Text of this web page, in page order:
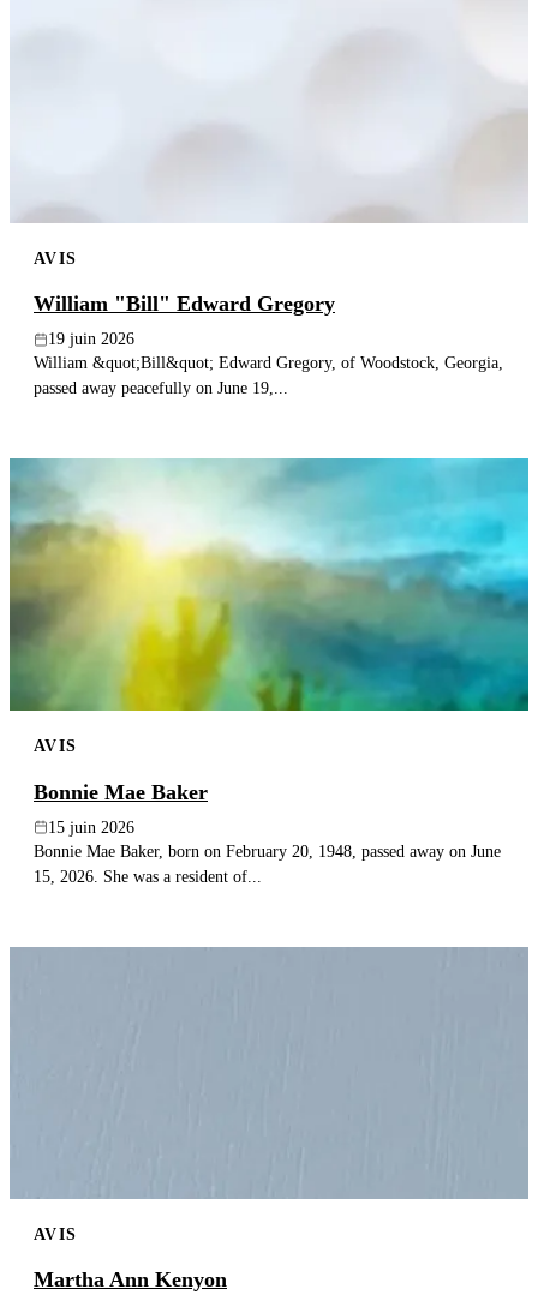
AVIS
William "Bill" Edward Gregory
19 juin 2026
William &quot;Bill&quot; Edward Gregory, of Woodstock, Georgia,
passed away peacefully on June 19,...
AVIS
Bonnie Mae Baker
15 juin 2026
Bonnie Mae Baker, born on February 20, 1948, passed away on June
15, 2026. She was a resident of...
AVIS
Martha Ann Kenyon